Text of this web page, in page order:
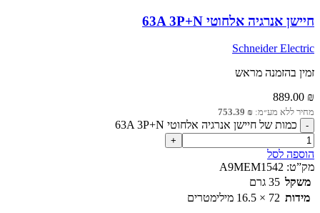
חיישן אנרגיה אלחוטי 63A 3P+N
Schneider Electric
זמין בהזמנה מראש
889.00 ₪
מחיר ללא מע״מ: 753.39 ₪
כמות של חיישן אנרגיה אלחוטי 63A 3P+N
הוספה לסל
מק”ט: A9MEM1542
משקל 35 גרם
מידות 72 × 16.5 מילימטרים